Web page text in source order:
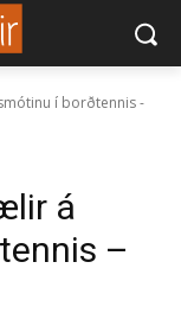
í borðtennis -
á
–